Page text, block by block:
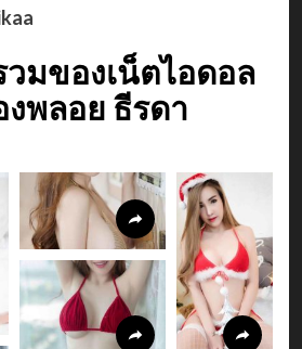
มของเน็ตไอดอล
พลอย ธีรดา